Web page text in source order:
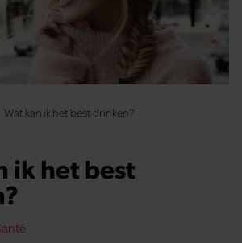
Wat kan ik het best drinken?
ik het best